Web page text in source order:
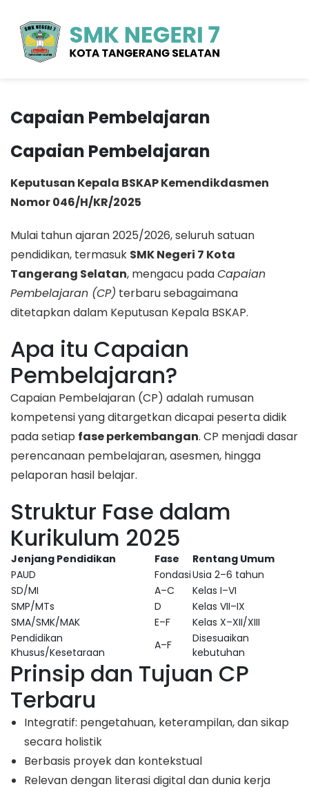
Capaian Pembelajaran
Capaian Pembelajaran
Keputusan Kepala BSKAP Kemendikdasmen
Nomor 046/H/KR/2025
Mulai tahun ajaran 2025/2026, seluruh satuan
pendidikan, termasuk SMK Negeri 7 Kota
Tangerang Selatan, mengacu padaCapaian
Pembelajaran (CP) terbaru sebagaimana
ditetapkan dalam Keputusan Kepala BSKAP.
Apa itu Capaian
Pembelajaran?
Capaian Pembelajaran (CP) adalah rumusan
kompetensi yang ditargetkan dicapai peserta didik
pada setiap fase perkembangan. CP menjadi dasar
perencanaan pembelajaran, asesmen, hingga
pelaporan hasil belajar.
Struktur Fase dalam
Kurikulum 2025
Jenjang Pendidikan Fase
Rentang Umum
PAUD
FondasiUsia 2–6 tahun
SD/MI
A–C
Kelas I–VI
SMP/MTs
D
Kelas VII–IX
SMA/SMK/MAK
E–F
Kelas X–XII/XIII
Pendidikan
Khusus/Kesetaraan
A–F
Disesuaikan
kebutuhan
Prinsip dan Tujuan CP
Terbaru
Integratif: pengetahuan, keterampilan, dan sikap
secara holistik
Berbasis proyek dan kontekstual
Relevan dengan literasi digital dan dunia kerja